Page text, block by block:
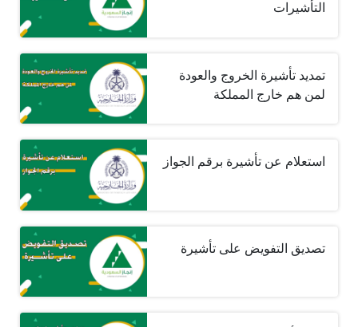
التأشيرات
تمديد تأشيرة الخروج والعودة
لمن هم خارج المملكة
استعلام عن تأشيرة برقم الجواز
تصديق التفويض على تأشيرة